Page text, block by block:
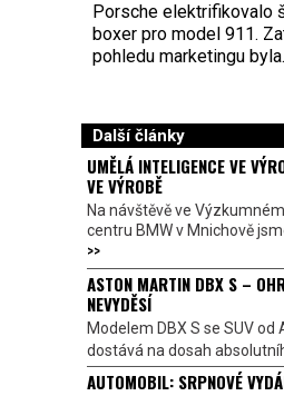
Porsche elektrifikovalo
boxer pro model 911.
pohledu marketingu
Další články
UMĚLÁ INTELIGENCE VE
VE VÝROBĚ
Na návštěvě ve
centru BMW v Mnichově
>>
ASTON MARTIN DBX S –
NEVYDĚSÍ
Modelem DBX S se SUV
dostává na dosah
AUTOMOBIL: SRPNOVÉ